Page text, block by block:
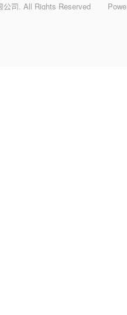
司. All Rights Reserved